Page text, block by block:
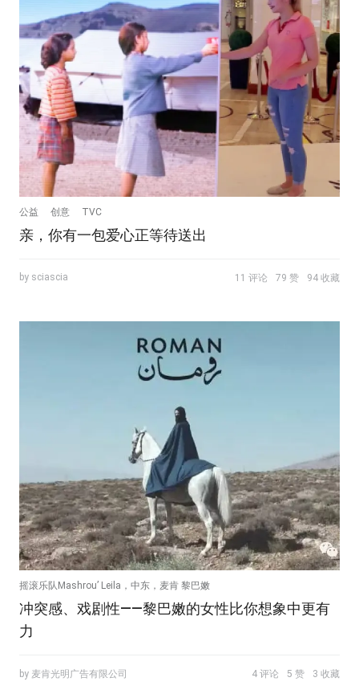
公益 创意 TVC
亲，你有一包爱心正等待送出
by sciascia 11 评论 79 赞 94 收藏
摇滚乐队Mashrou’ Leila，中东，麦肯 黎巴嫩
冲突感、戏剧性——黎巴嫩的女性比你想象中更有
力
by 麦肯光明广告有限公司 4 评论 5 赞 3 收藏